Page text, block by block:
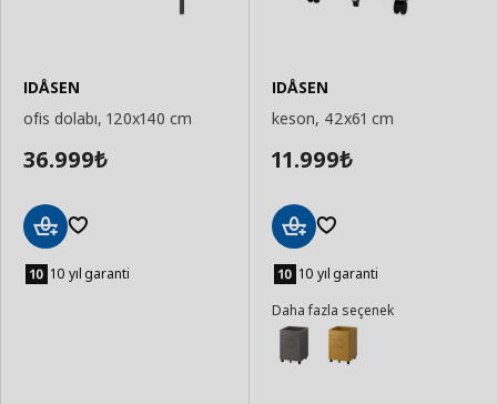
IDÅSEN
ofis dolabı, 120x140 cm
36.999₺
Ekle 10 yıl garanti
IDÅSEN
keson, 42x61 cm
11.999₺
Ekle 10 yıl garanti
Daha fazla seçenek